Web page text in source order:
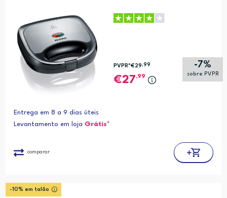
-7%
sobre PVPR
PVPR*€29,99
27,99
Entrega em 8 a 9 dias úteis
Levantamento em loja Grátis*
comparar
-10% em talão